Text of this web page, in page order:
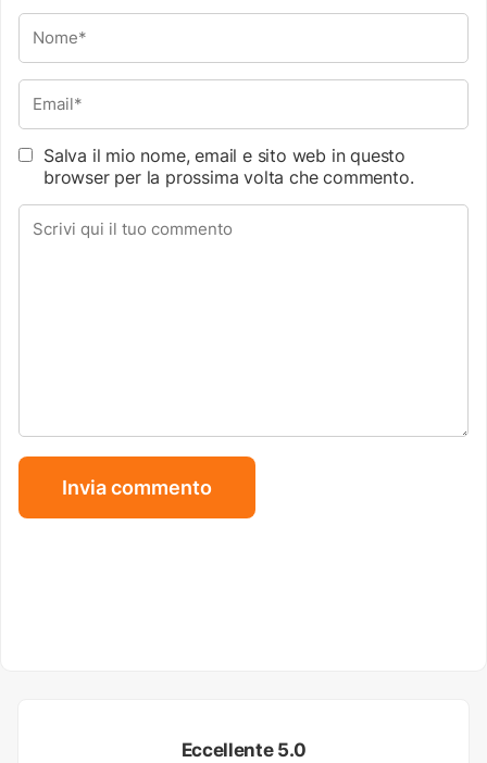
Salva il mio nome, email e sito web in questo
browser per la prossima volta che commento.
Eccellente 5.0